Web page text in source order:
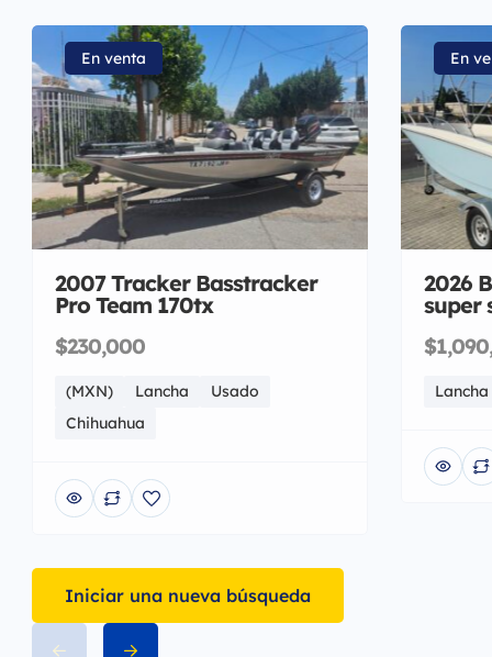
En venta
2007 Tracker Basstracker
Pro Team 170tx
$230,000
(MXN) Lancha
Usado
Chihuahua
En
2026
super
Lancha
Iniciar una nueva búsqueda